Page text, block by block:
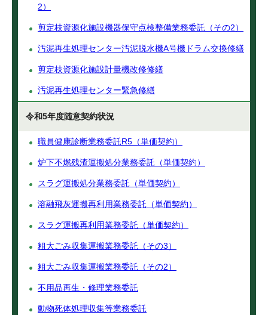
2）
剪定枝資源化施設機器保守点検整備業務委託（その2）
汚泥再生処理センター汚泥脱水機A号機ドラム交換修繕
剪定枝資源化施設計量機改修修繕
汚泥再生処理センター緊急修繕
令和5年度随意契約状況
職員健康診断業務委託R5（単価契約）
炉下不燃残渣運搬処分業務委託（単価契約）
スラグ運搬処分業務委託（単価契約）
溶融飛灰運搬再利用業務委託（単価契約）
スラグ運搬再利用業務委託（単価契約）
粗大ごみ収集運搬業務委託（その3）
粗大ごみ収集運搬業務委託（その2）
不用品再生・修理業務委託
動物死体処理収集等業務委託